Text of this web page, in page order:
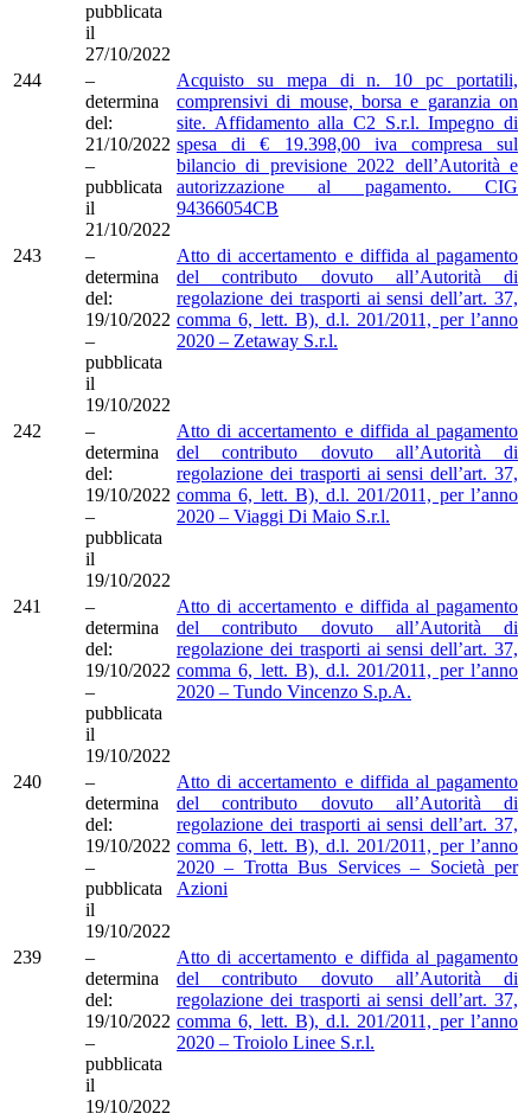
pubblicata
il
27/10/2022
244
–
determina
del:
21/10/2022
–
pubblicata
il
21/10/2022
Acquisto su mepa di n. 10 pc portatili,
comprensivi di mouse, borsa e garanzia on
site. Affidamento alla C2 S.r.l. Impegno di
spesa di € 19.398,00 iva compresa sul
bilancio di previsione 2022 dell’Autorità e
autorizzazione al pagamento. CIG
94366054CB
243
–
determina
del:
19/10/2022
–
pubblicata
il
19/10/2022
Atto di accertamento e diffida al pagamento
del contributo dovuto all’Autorità di
regolazione dei trasporti ai sensi dell’art. 37,
comma 6, lett. B), d.l. 201/2011, per l’anno
2020 – Zetaway S.r.l.
242
–
determina
del:
19/10/2022
–
pubblicata
il
19/10/2022
Atto di accertamento e diffida al pagamento
del contributo dovuto all’Autorità di
regolazione dei trasporti ai sensi dell’art. 37,
comma 6, lett. B), d.l. 201/2011, per l’anno
2020 – Viaggi Di Maio S.r.l.
241
–
determina
del:
19/10/2022
–
pubblicata
il
19/10/2022
Atto di accertamento e diffida al pagamento
del contributo dovuto all’Autorità di
regolazione dei trasporti ai sensi dell’art. 37,
comma 6, lett. B), d.l. 201/2011, per l’anno
2020 – Tundo Vincenzo S.p.A.
240
–
determina
del:
19/10/2022
–
pubblicata
il
19/10/2022
Atto di accertamento e diffida al pagamento
del contributo dovuto all’Autorità di
regolazione dei trasporti ai sensi dell’art. 37,
comma 6, lett. B), d.l. 201/2011, per l’anno
2020 – Trotta Bus Services – Società per
Azioni
239
–
determina
del:
19/10/2022
–
pubblicata
il
19/10/2022
Atto di accertamento e diffida al pagamento
del contributo dovuto all’Autorità di
regolazione dei trasporti ai sensi dell’art. 37,
comma 6, lett. B), d.l. 201/2011, per l’anno
2020 – Troiolo Linee S.r.l.